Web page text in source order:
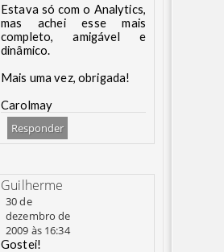
Estava só com o Analytics,
mas achei esse mais
completo, amigável e
dinâmico.
Mais uma vez, obrigada!
Carolmay
Responder
Guilherme
30 de
dezembro de
2009 às 16:34
Gostei!